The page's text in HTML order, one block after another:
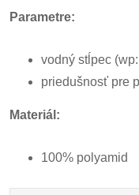
Parametre:
vodný stĺpec
priedušnosť pre
Materiál:
100% polyamid